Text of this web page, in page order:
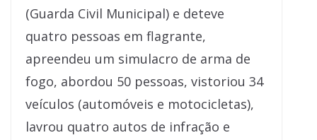
(Guarda Civil Municipal) e deteve
quatro pessoas em flagrante,
apreendeu um simulacro de arma de
fogo, abordou 50 pessoas, vistoriou 34
veículos (automóveis e motocicletas),
lavrou quatro autos de infração e